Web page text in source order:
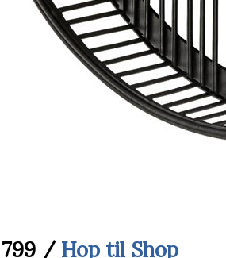
/ Hop til Shop